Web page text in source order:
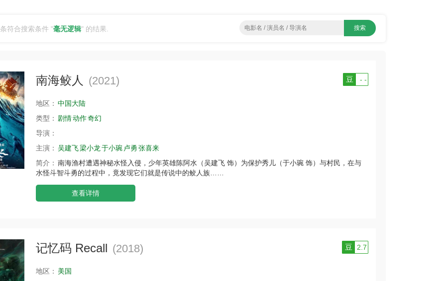
条符合搜索条件 "毫无逻辑" 的结果.
南海鲛人 (2021) 豆 - -
地区： 中国大陆
类型： 剧情动作奇幻
导演：
主演： 吴建飞梁小龙于小琬 卢勇张喜来
简介： 南海渔村遭遇神秘水怪入侵，少年英雄陈阿水（吴建飞 饰）为保护秀儿（于小琬 饰）与村民，在与
水怪斗智斗勇的过程中，竟发现它们就是传说中的鲛人族……
查看详情
记忆码 Recall (2018) 豆 2.7
地区： 美国